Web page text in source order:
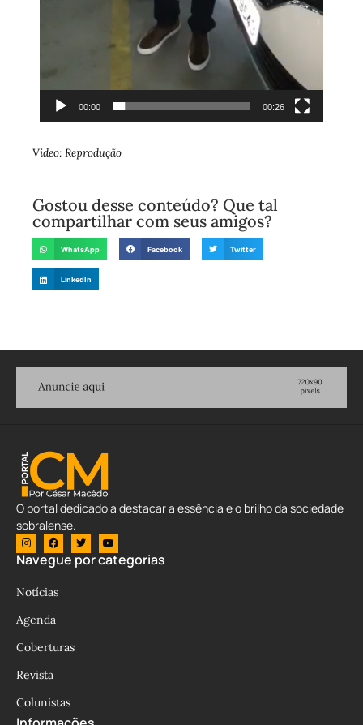
00:00 00:26
Video: Reprodução
Gostou desse conteúdo? Que tal
compartilhar com seus amigos?
WhatsApp Facebook Twitter
LinkedIn
O portal dedicado a destacar a essência e o brilho da sociedade
sobralense.
Navegue por categorias
Notícias
Agenda
Coberturas
Revista
Colunistas